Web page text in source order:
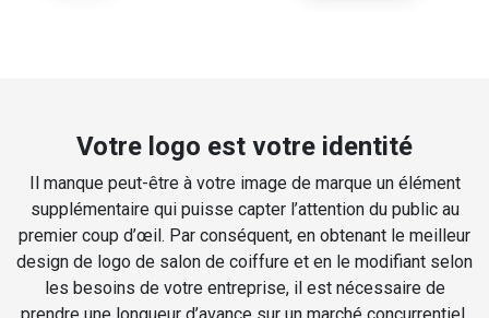
Votre logo est votre identité
Il manque peut-être à votre image de marque un élément
supplémentaire qui puisse capter l’attention du public au
premier coup d’œil. Par conséquent, en obtenant le meilleur
design de logo de salon de coiffure et en le modifiant selon
les besoins de votre entreprise, il est nécessaire de